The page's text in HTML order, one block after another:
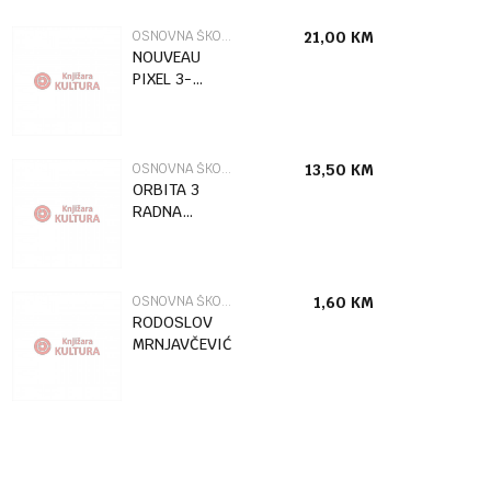
OSNOVNA ŠKOLA
NOUVEAU
PIXEL 3-
21,00 KM
OSNOVNA ŠKOLA
ORBITA 3
RADNA
13,50 KM
OSNOVNA ŠKOLA
RODOSLOV
MRNJAVČEVIĆI
1,60 KM